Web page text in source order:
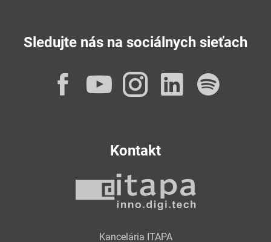
Sledujte nás na sociálnych sieťach
Facebook
YouTube
Instagram
Kontakt
Kancelária ITAPA